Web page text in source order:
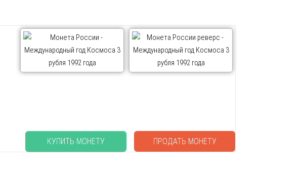
КУПИТЬ МОНЕТУ ПРОДАТЬ МОНЕТУ